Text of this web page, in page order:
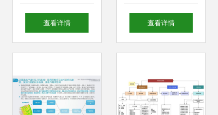
络服务宝安客户服
件技术开发的战略
支点
查看详情
府盘点 清华领跑，
查看详情